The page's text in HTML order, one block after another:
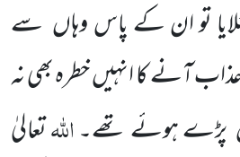
تو ان کے پاس وہاں سے
آنے کا انہیں خطرہ بھی نہ
پڑے ہوئے تھے۔اللہتعالیٰ